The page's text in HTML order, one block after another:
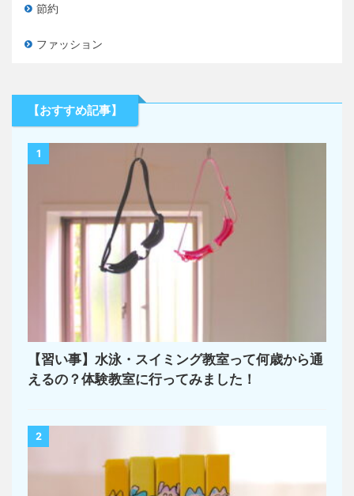
節約
ファッション
【おすすめ記事】
1
【習い事】水泳・スイミング教室って何歳から通
えるの？体験教室に行ってみました！
2